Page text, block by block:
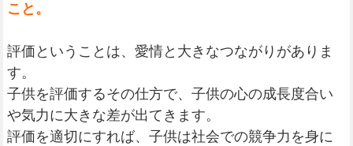
こと。
評価ということは、愛情と大きなつながりがありま
す。
子供を評価するその仕方で、子供の心の成長度合い
や気力に大きな差が出てきます。
評価を適切にすれば、子供は社会での競争力を身に